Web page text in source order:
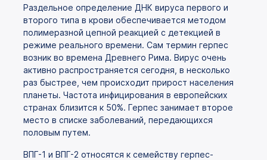
Раздельное определение ДНК вируса первого и
второго типа в крови обеспечивается методом
полимеразной цепной реакцией с детекцией в
режиме реального времени. Сам термин герпес
возник во времена Древнего Рима. Вирус очень
активно распространяется сегодня, в несколько
раз быстрее, чем происходит прирост населения
планеты. Частота инфицирования в европейских
странах близится к 50%. Герпес занимает второе
место в списке заболеваний, передающихся
половым путем.
ВПГ-1 и ВПГ-2 относятся к семейству герпес-